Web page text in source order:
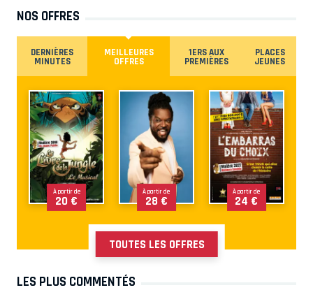
NOS OFFRES
DERNIÈRES
MINUTES
MEILLEURES
OFFRES
1ERS AUX
PREMIÈRES
PLACES
JEUNES
À partir de
20 €
À partir de
28 €
À partir de
24 €
TOUTES LES OFFRES
LES PLUS COMMENTÉS